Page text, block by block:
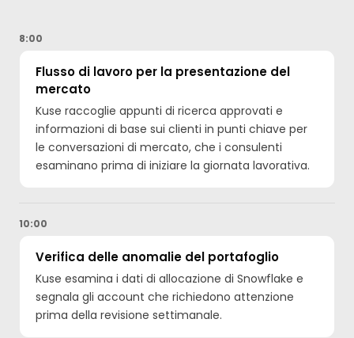
8:00
Flusso di lavoro per la presentazione del
mercato
Kuse raccoglie appunti di ricerca approvati e
informazioni di base sui clienti in punti chiave per
le conversazioni di mercato, che i consulenti
esaminano prima di iniziare la giornata lavorativa.
10:00
Verifica delle anomalie del portafoglio
Kuse esamina i dati di allocazione di Snowflake e
segnala gli account che richiedono attenzione
prima della revisione settimanale.